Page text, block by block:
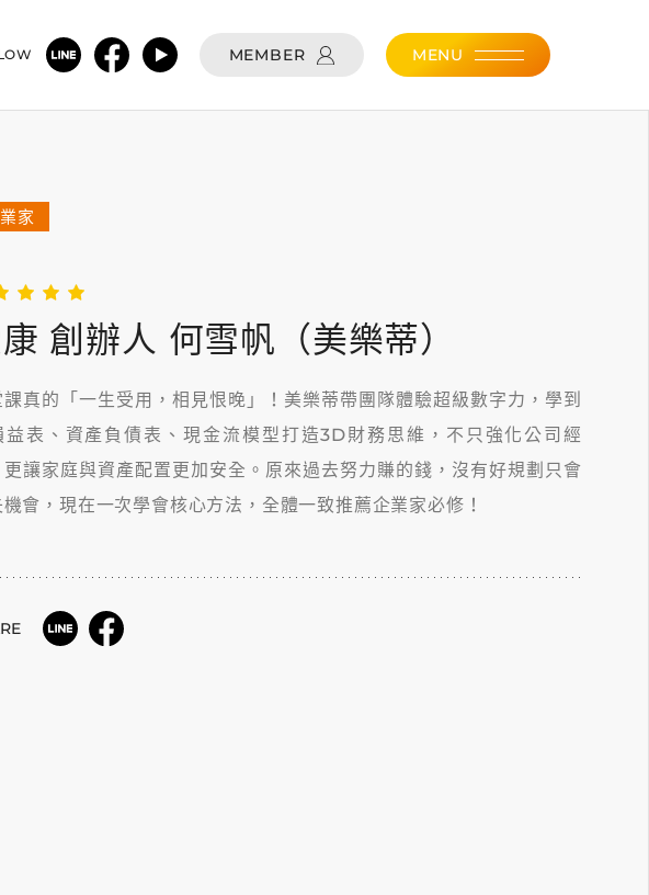
MEMBER MENU
家
創辦人 何雪帆（美樂蒂）
課真的「一生受用，相見恨晚」！美樂蒂帶團隊體驗超級數字力，學到
益表、資產負債表、現金流模型打造3D財務思維，不只強化公司經
更讓家庭與資產配置更加安全。原來過去努力賺的錢，沒有好規劃只會
會，現在一次學會核心方法，全體一致推薦企業家必修！